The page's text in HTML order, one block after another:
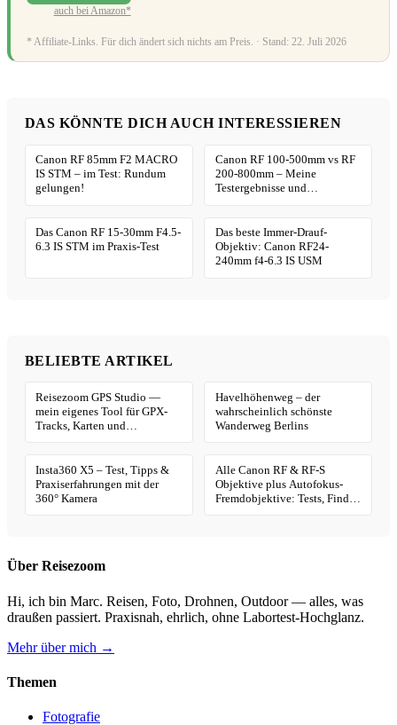
auch bei Amazon*
* Affiliate-Links. Für dich ändert sich nichts am Preis. · Stand: 22. Juli 2026
DAS KÖNNTE DICH AUCH INTERESSIEREN
Canon RF 85mm F2 MACRO
IS STM – im Test: Rundum
gelungen!
Canon RF 100-500mm vs RF
200-800mm – Meine
Testergebnisse und
Das Canon RF 15-30mm F4.5-
6.3 IS STM im Praxis-Test
Das beste Immer-Drauf-
Objektiv: Canon RF24-
240mm f4-6.3 IS USM
BELIEBTE ARTIKEL
Reisezoom GPS Studio —
mein eigenes Tool für GPX-
Tracks, Karten und
Havelhöhenweg – der
wahrscheinlich schönste
Wanderweg Berlins
Insta360 X5 – Test, Tipps &
Praxiserfahrungen mit der
360° Kamera
Alle Canon RF & RF-S
Objektive plus Autofokus-
Fremdobjektive: Tests, Finder
Über Reisezoom
Hi, ich bin Marc. Reisen, Foto, Drohnen, Outdoor — alles, was
draußen passiert. Praxisnah, ehrlich, ohne Labortest-Hochglanz.
Mehr über mich →
Themen
Fotografie